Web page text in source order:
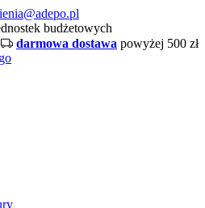
budżetowych
darmowa dostawa powyżej 500 zł